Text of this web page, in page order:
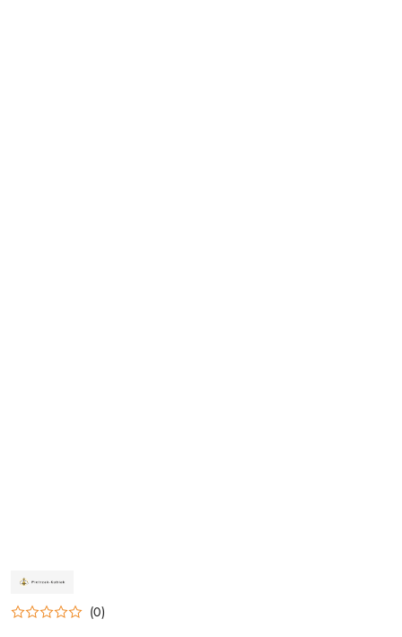
NAZWA
PRODUCENTA:
ZAKŁAD
ŚLUSARSKI (0)